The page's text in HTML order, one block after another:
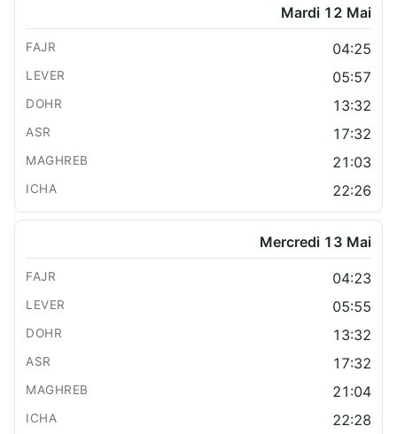
Mardi 12 Mai
04:25
05:57
13:32
17:32
21:03
22:26
Mercredi 13 Mai
04:23
05:55
13:32
17:32
21:04
22:28